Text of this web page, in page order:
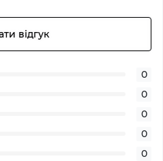
відгук
0
0
0
0
0